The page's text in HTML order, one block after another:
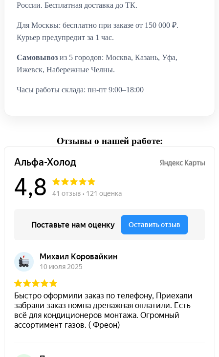
России. Бесплатная доставка до ТК.
Для Москвы: бесплатно при заказе от 150 000 ₽.
Курьер предупредит за 1 час.
Самовывоз из 5 городов: Москва, Казань, Уфа,
Ижевск, Набережные Челны.
Часы работы склада: пн-пт 9:00–18:00
Отзывы о нашей работе: